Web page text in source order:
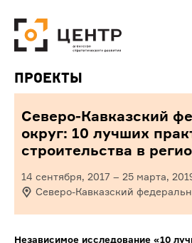
Проекты
Северо-Кавказский
округ: 10 лучших
строительства в
14 сентября, 2017 – 25 марта,
Северо-Кавказский
Независимое исследование «10